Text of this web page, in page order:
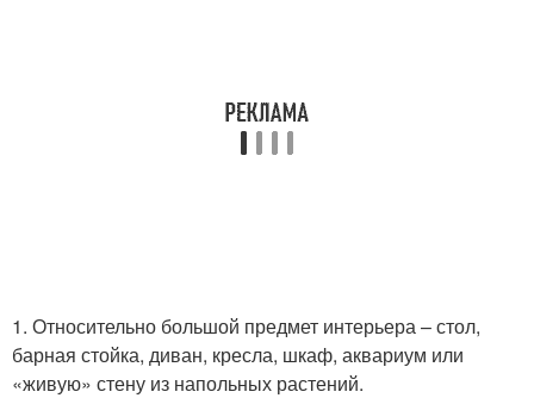
1. Относительно большой предмет интерьера – стол,
барная стойка, диван, кресла, шкаф, аквариум или
«живую» стену из напольных растений.